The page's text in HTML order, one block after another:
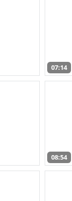
07:14
08:54